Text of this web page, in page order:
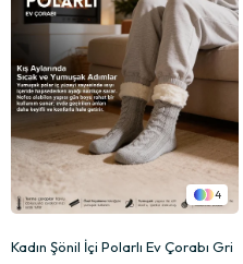
4
Kadın Şönil İçi Polarlı Ev Çorabı Gri